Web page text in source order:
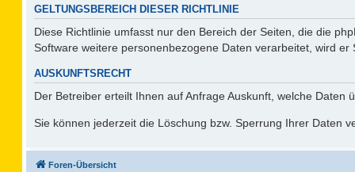
GELTUNGSBEREICH DIESER RICHTLINIE
Diese Richtlinie umfasst nur den Bereich der Seiten, die die
Software weitere personenbezogene Daten verarbeitet, wird
AUSKUNFTSRECHT
Der Betreiber erteilt Ihnen auf Anfrage Auskunft, welche Daten
Sie können jederzeit die Löschung bzw. Sperrung Ihrer Daten
Foren-Übersicht